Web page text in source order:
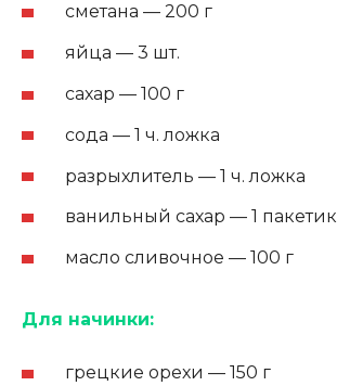
сметана — 200 г
яйца — 3 шт.
сахар — 100 г
сода — 1 ч. ложка
разрыхлитель — 1 ч. ложка
ванильный сахар — 1 пакетик
масло сливочное — 100 г
Для начинки:
грецкие орехи — 150 г